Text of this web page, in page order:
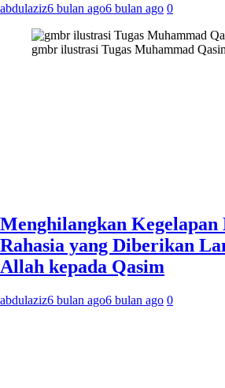
abdulaziz6 bulan ago6 bulan ago 0
gmbr ilustrasi Tugas Muhammad
Menghilangkan
Rahasia yang Diberikan
Allah kepada Qasim
abdulaziz6 bulan ago6 bulan ago 0